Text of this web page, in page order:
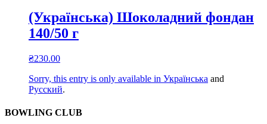
(Українська) Шоколадний фондан
140/50 г
₴230.00
Sorry, this entry is only available in Українська and
Русский.
BOWLING CLUB